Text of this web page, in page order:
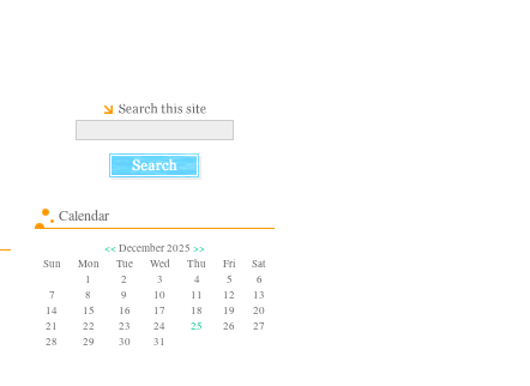
Calendar
<<December 2025 >>
Sun
Mon Tue Wed Thu Fri
Sat
1
2 3 4 5
6
7
8 9 10 11 12
13
14
15 16 17 18 19
20
21
22 23 24 25 26
27
28
29 30 31